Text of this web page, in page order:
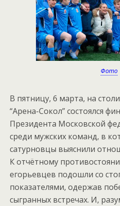
Фото
В пятницу, 6 марта, на
“Арена-Сокол” состоялся
Президента Московской
среди мужских команд, в
сатурновцы выяснили
К отчётному
егорьевцев подошли со
показателями, одержав
сыгранных встречах. И,